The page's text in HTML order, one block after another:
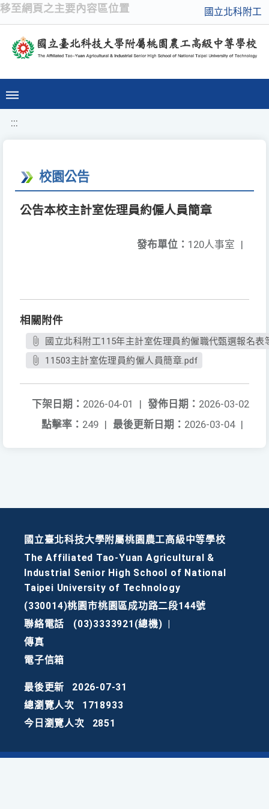
移至網頁之主要內容區位置 國立北科附工
:::
校園公告
公告本校主計室佐理員約僱人員簡章
發布單位： 120人事室 |
相關附件
國立北科附工115年主計室佐理員約僱職代甄選報名表
11503主計室佐理員約僱人員簡章.pdf
發佈日期： 2026-03-02
下架日期： 2026-04-01
|
最後更新日期： 2026-03-04 |
點擊率： 249 |
國立臺北科技大學附屬桃園農工高級中等學校
The Affiliated Tao-Yuan Agricultural &
Industrial Senior High School of National
Taipei University of Technology
(330014)桃園市桃園區成功路二段144號
聯絡電話
(03)3333921(總機)
傳真
電子信箱
最後更新
2026-07-31
總瀏覽人次
1718933
今日瀏覽人次
2851